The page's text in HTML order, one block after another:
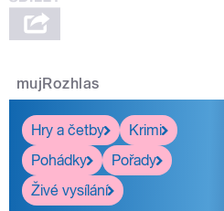
mujRozhlas
Hry a četby
Krimi
Pohádky
Pořady
Živé vysílání